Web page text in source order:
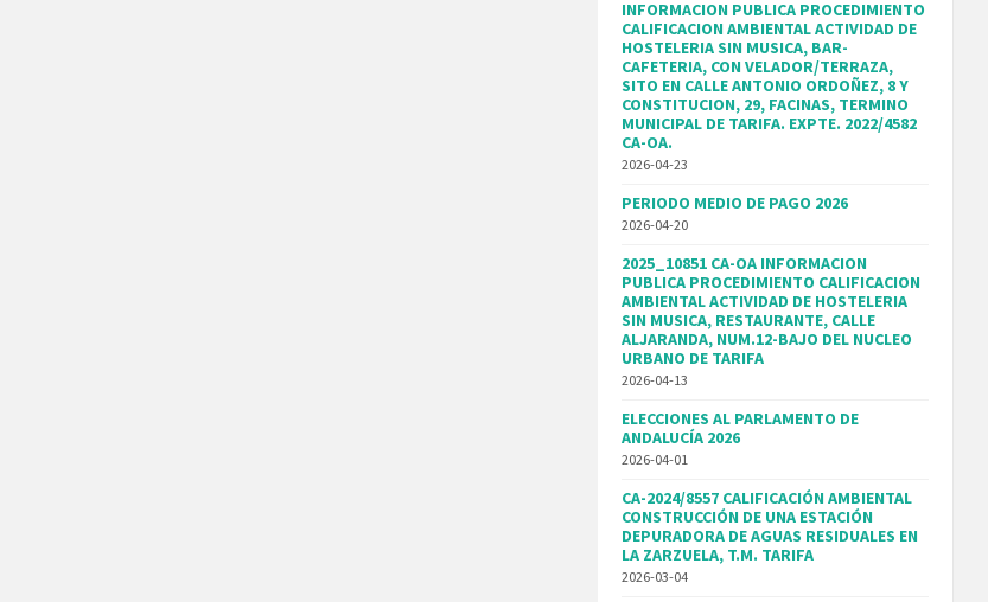
INFORMACION PUBLICA PROCEDIMIENTO
CALIFICACION AMBIENTAL ACTIVIDAD DE
HOSTELERIA SIN MUSICA, BAR-
CAFETERIA, CON VELADOR/TERRAZA,
SITO EN CALLE ANTONIO ORDOÑEZ, 8 Y
CONSTITUCION, 29, FACINAS, TERMINO
MUNICIPAL DE TARIFA. EXPTE. 2022/4582
CA-OA.
2026-04-23
PERIODO MEDIO DE PAGO 2026
2026-04-20
2025_10851 CA-OA INFORMACION
PUBLICA PROCEDIMIENTO CALIFICACION
AMBIENTAL ACTIVIDAD DE HOSTELERIA
SIN MUSICA, RESTAURANTE, CALLE
ALJARANDA, NUM.12-BAJO DEL NUCLEO
URBANO DE TARIFA
2026-04-13
ELECCIONES AL PARLAMENTO DE
ANDALUCÍA 2026
2026-04-01
CA-2024/8557 CALIFICACIÓN AMBIENTAL
CONSTRUCCIÓN DE UNA ESTACIÓN
DEPURADORA DE AGUAS RESIDUALES EN
LA ZARZUELA, T.M. TARIFA
2026-03-04